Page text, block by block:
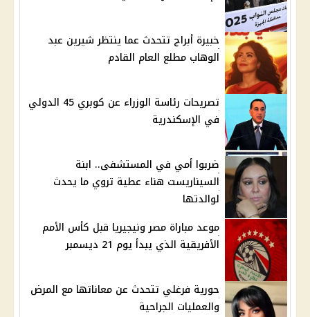
خبيرة أبراج تتحدث عما ينتظر شيرين عبد
الوهاب مطلع العام القادم
تصريحات رئاسة الوزراء عن كوبري 45 الدولي
في الإسكندرية
ضربوا أمي في المستشفى.. ابنة
السيناريست هناء عطية تروي ما يحدث
لوالدتها
موعد مباراة مصر ونيجيريا قبل كأس الأمم
الأفريقية الذي يبدأ يوم 21 ديسمبر
حورية فرغلي تتحدث عن معاناتها مع المرض
والعمليات الجراحية